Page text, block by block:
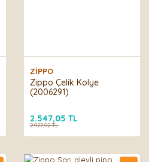
ZİPPO
Zippo Çelik Kolye
(2006291)
2.547,05 TL
2.927,92 TL